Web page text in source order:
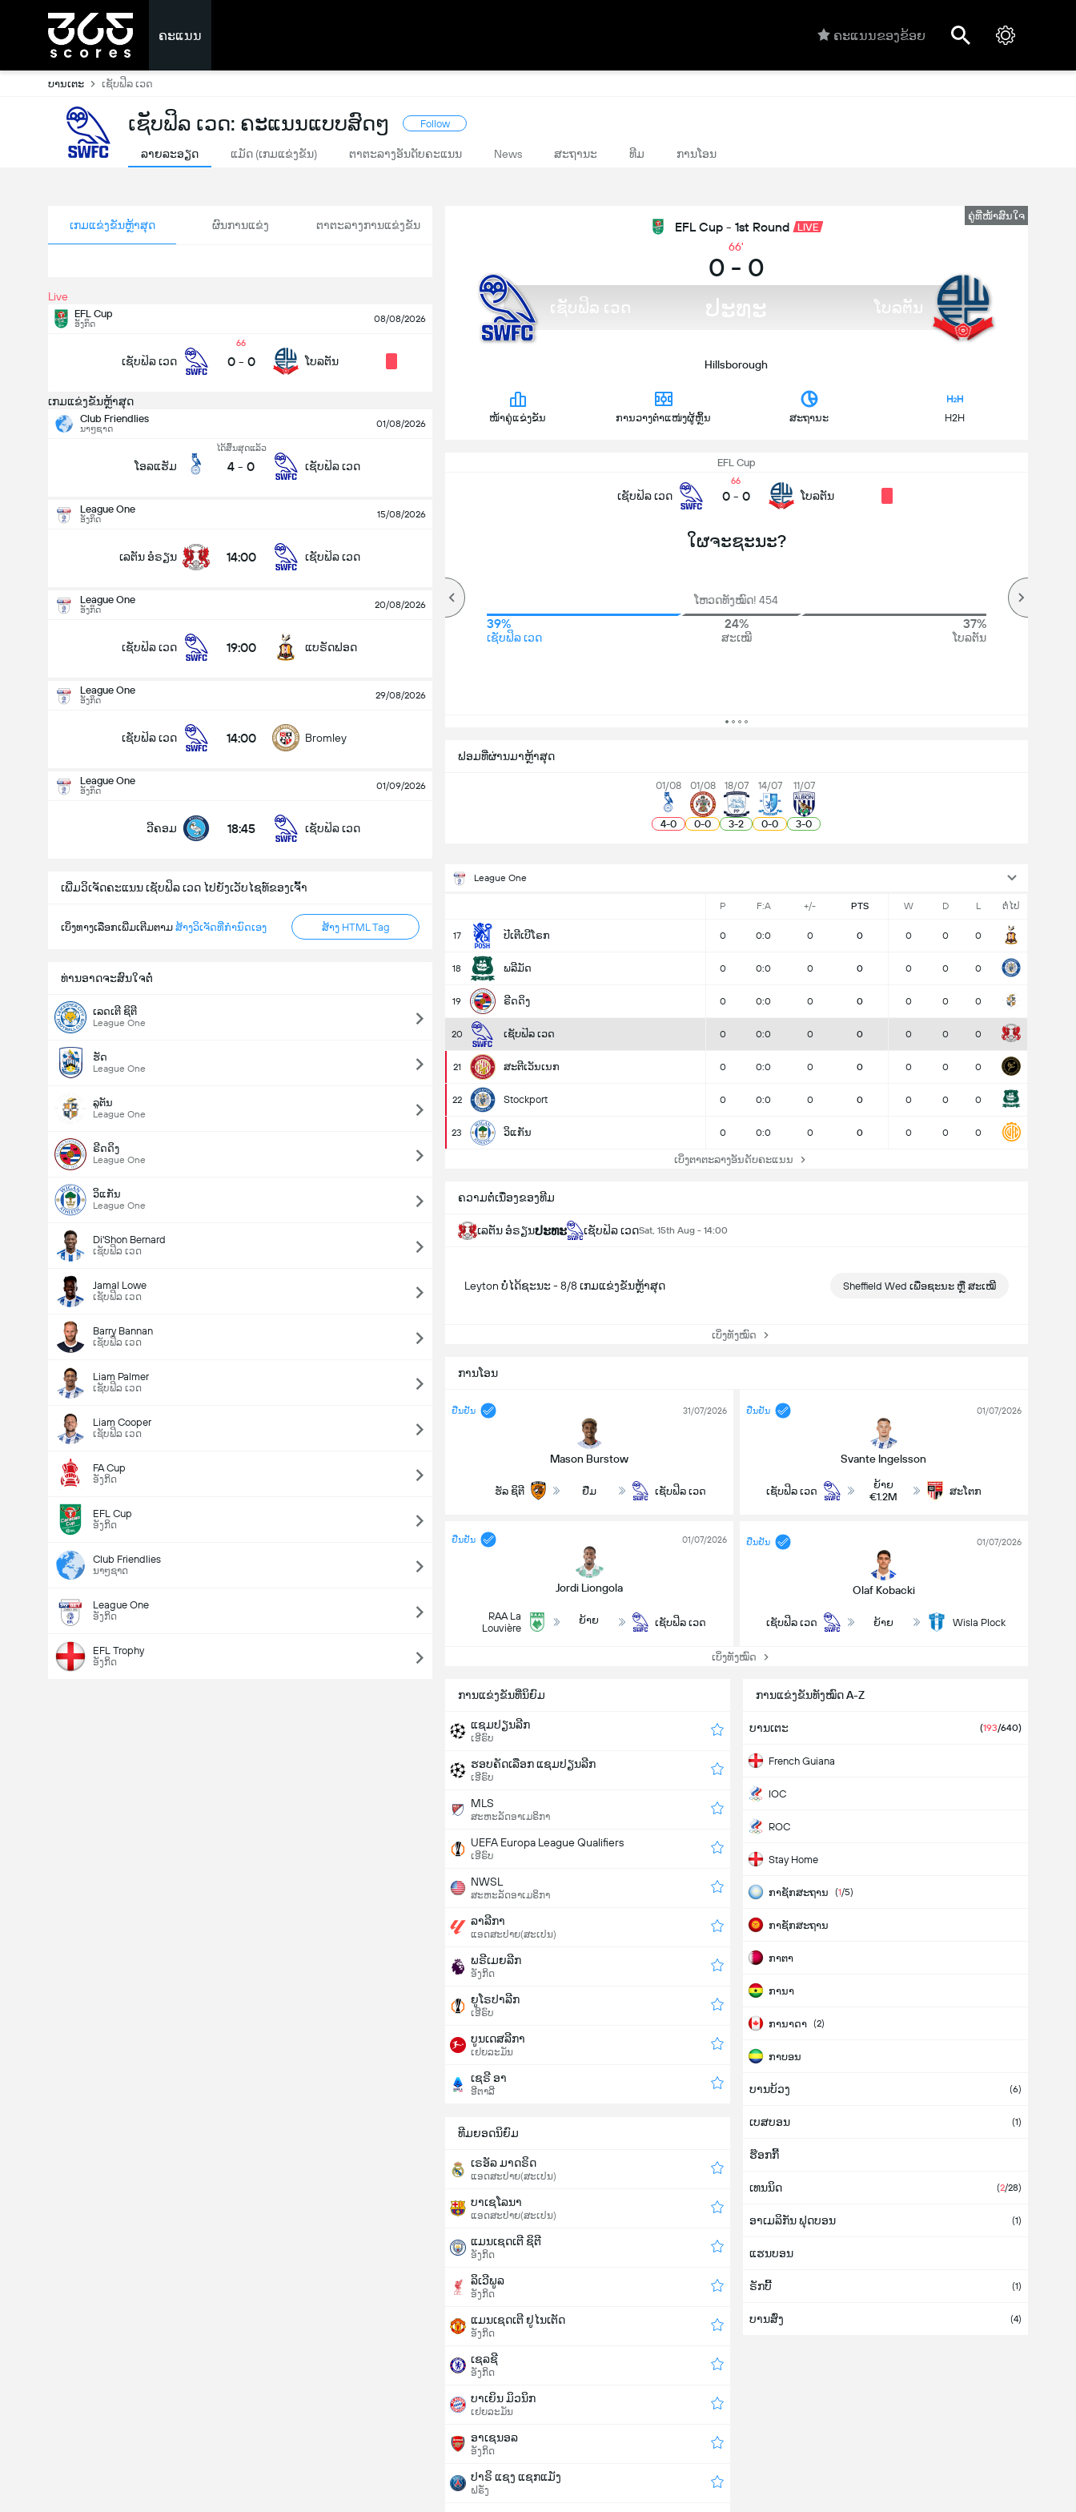
ຄະແນນ ຄະແນນຂອງຂ້ອຍ
ບານເຕະ ເຊັບຟິລ ເວດ
ເຊັບຟິລ ເວດ: ຄະແນນແບບສົດໆ Follow
ລາຍລະອຽດ ແມັດ (ເກມແຂ່ງຂັນ) ຕາຕະລາງອັນດັບຄະແນນ News ສະຖານະ ທີມ ການໂອນ
ເກມແຂ່ງຂັນຫຼ້າສຸດ ຜົນການແຂ່ງ ຕາຕະລາງການແຂ່ງຂັນ
Live
EFL Cup
ອັງກິດ 08/08/2026
ເຊັບຟິລ ເວດ
66
0 - 0 ໂບລຕັນ
ເກມແຂ່ງຂັນຫຼ້າສຸດ
Club Friendlies
ນາໆຊາດ 01/08/2026
ໂອລແຮັມ
ໄດ້ສິ້ນສຸດແລ້ວ
4 - 0 ເຊັບຟິລ ເວດ
League One
ອັງກິດ 15/08/2026
ເລຕັນ ອໍຣຽນ 14:00 ເຊັບຟິລ ເວດ
League One
ອັງກິດ 20/08/2026
ເຊັບຟິລ ເວດ 19:00 ແບຣັດຟອດ
League One
ອັງກິດ 29/08/2026
ເຊັບຟິລ ເວດ 14:00 Bromley
League One
ອັງກິດ 01/09/2026
ວີຄອມ 18:45 ເຊັບຟິລ ເວດ
ເພີ່ມວິເຈັດຄະແນນ ເຊັບຟິລ ເວດ ໄປຍັງເວັບໄຊທ໌ຂອງເຈົ້າ
ເບິ່ງທາງເລືອກເພີ່ມເຕີມຕາມ ສ້າງວິເຈັດທີ່ກຳນົດເອງ ສ້າງ HTML Tag
ທ່ານອາດຈະສົນໃຈຕໍ່
ເລດເຕີ ຊິຕີ
League One
ຮັດ
League One
ລູຕັນ
League One
ຣີດດິງ
League One
ວິແກັນ
League One
Di'Shon Bernard
ເຊັບຟິລ ເວດ
Jamal Lowe
ເຊັບຟິລ ເວດ
Barry Bannan
ເຊັບຟິລ ເວດ
Liam Palmer
ເຊັບຟິລ ເວດ
Liam Cooper
ເຊັບຟິລ ເວດ
FA Cup
ອັງກິດ
EFL Cup
ອັງກິດ
Club Friendlies
ນາໆຊາດ
League One
ອັງກິດ
EFL Trophy
ອັງກິດ
ຄູ່ທີ່ໜ້າສົນໃຈ
EFL Cup - 1st Round LIVE
66'
0 - 0
ເຊັບຟິລ ເວດ ປະທະ ໂບລຕັນ
Hillsborough
ໜ້າຄູ່ແຂ່ງຂັນ ການວາງຕຳແໜ່ງຜູ້ຫຼິ້ນ ສະຖານະ H2H
EFL Cup
ເຊັບຟິລ ເວດ
66
0 - 0 ໂບລຕັນ
ໃຜຈະຊະນະ?
ໂຫວດທັງໝົດ! 454
39%
ເຊັບຟິລ ເວດ
24%
ສະເໝີ
37%
ໂບລຕັນ
League One
ລວມປະຕູໃນເກມ (2.5)
ຕໍ່າ
ຟອມທີ່ຜ່ານມາຫຼ້າສຸດ
01/08
4-0
01/08
0-0
18/07
3-2
14/07
0-0
11/07
3-0
League One
P F:A +/- PTS W D L ຕໍ່ໄປ
17 ປີເຕີເບີໂຣກ 0 0:0 0 0 0 0 0
18 ພລີມັດ 0 0:0 0 0 0 0 0
19 ຣີດດິງ 0 0:0 0 0 0 0 0
20 ເຊັບຟິລ ເວດ 0 0:0 0 0 0 0 0
21 ສະຕີເວັນເນກ 0 0:0 0 0 0 0 0
22 Stockport 0 0:0 0 0 0 0 0
23 ວິແກັນ 0 0:0 0 0 0 0 0
ເບິ່ງຕາຕະລາງອັນດັບຄະແນນ
ຄວາມຕໍ່ເນື່ອງຂອງທີມ
ເລຕັນ ອໍຣຽນປະທະ ເຊັບຟິລ ເວດSat, 15th Aug - 14:00
Leyton ບໍ່ໄດ້ຊະນະ - 8/8 ເກມແຂ່ງຂັນຫຼ້າສຸດ Sheffield Wed ເພື່ອຊະນະ ຫຼື ສະເໝີ
ເບິ່ງທັງໝົດ
ການໂອນ
ຢືນຢັນ
Mason Burstow
31/07/2026
ຮັລ ຊິຕີ ຢືມ ເຊັບຟິລ ເວດ
ຢືນຢັນ
Svante Ingelsson
01/07/2026
ເຊັບຟິລ ເວດ
ຍ້າຍ
€1.2M
ສະໂຕກ
ຢືນຢັນ
Jordi Liongola
01/07/2026
RAA La
Louvière
ຍ້າຍ ເຊັບຟິລ ເວດ
ຢືນຢັນ
Olaf Kobacki
01/07/2026
ເຊັບຟິລ ເວດ ຍ້າຍ Wisla Plock
ເບິ່ງທັງໝົດ
ການແຂ່ງຂັນທີ່ນິຍົມ
ແຊມປຽນລີກ
ເອີຣົບ
ຮອບຄັດເລືອກ ແຊມປຽນລີກ
ເອີຣົບ
MLS
ສະຫະລັດອາເມຣິກາ
UEFA Europa League Qualifiers
ເອີຣົບ
NWSL
ສະຫະລັດອາເມຣິກາ
ລາລີກາ
ແອດສະປາຍ​(ສະເປນ)
ພຣີເມຍລີກ
ອັງກິດ
ຍູໂຣປາລີກ
ເອີຣົບ
ບູນເດສລີກາ
ເຢຍລະມັນ
ເຊຣີ ອາ
ອີຕາລີ
ການແຂ່ງຂັນທັງໝົດ A-Z
ບານເຕະ (193/640)
French Guiana
IOC
ROC
Stay Home
ກາຊັກສະຖານ (1/5)
ກາຊັກສະຖານ
ກາຕາ
ການາ
ການາດາ (2)
ກາບອນ
ກາຢານາ
ກິບຣາລຕາ
ກູບາ (ຄິວບາ)
ກູຣາເກົາ
ກົດດີວົວ
ກົວເດລຸບ
ກົວເຕມາລາ
ເກຣນາດາ
ບານບ້ວງ (6)
ເບສບອນ (1)
ຮ໊ອກກີ້
ເທນນິດ (2/28)
ອາເມລິກັນ ຟຸດບອນ (1)
ແຮນບອນ
ຣັກບີ້ (1)
ບານສົ່ງ (4)
ທີມຍອດນິຍົມ
ເຣອັລ ມາດຣິດ
ແອດສະປາຍ​(ສະເປນ)
ບາເຊໂລນາ
ແອດສະປາຍ​(ສະເປນ)
ແມນເຊດເຕີ ຊິຕີ
ອັງກິດ
ລິເວີພູລ
ອັງກິດ
ແມນເຊດເຕີ ຢູໄນເຕັດ
ອັງກິດ
ເຊລຊີ
ອັງກິດ
ບາເຍິນ ມິວນິກ
ເຢຍລະມັນ
ອາເຊນອລ
ອັງກິດ
ປາຣິ ແຊງ ແຊກແມັງ
ຝຣັ່ງ